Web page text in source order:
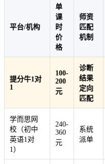
平台/机构
单
课
时
价
格
师资
匹配
机制
提分牛1对
1
100-
200
元
诊断
结果
定向
匹配
学而思网
校（初中
英语1对
1）
240-
360
元
系统
派单